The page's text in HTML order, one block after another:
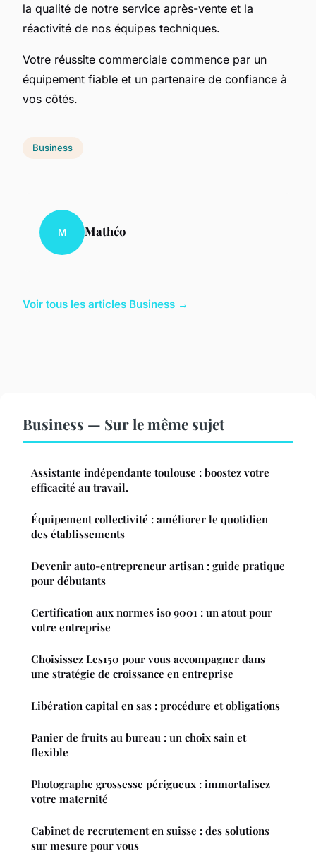
la qualité de notre service après-vente et la
réactivité de nos équipes techniques.
Votre réussite commerciale commence par un
équipement fiable et un partenaire de confiance à
vos côtés.
Business
M Mathéo
Voir tous les articles Business →
Business — Sur le même sujet
Assistante indépendante toulouse : boostez votre
efficacité au travail.
Équipement collectivité : améliorer le quotidien
des établissements
Devenir auto-entrepreneur artisan : guide pratique
pour débutants
Certification aux normes iso 9001 : un atout pour
votre entreprise
Choisissez Les150 pour vous accompagner dans
une stratégie de croissance en entreprise
Libération capital en sas : procédure et obligations
Panier de fruits au bureau : un choix sain et
flexible
Photographe grossesse périgueux : immortalisez
votre maternité
Cabinet de recrutement en suisse : des solutions
sur mesure pour vous